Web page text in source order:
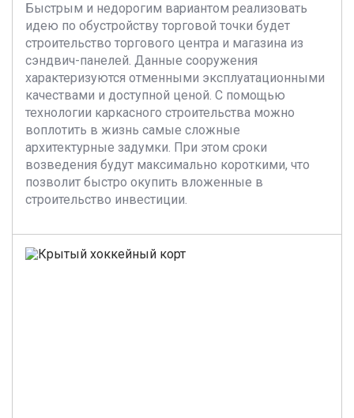
Быстрым и недорогим вариантом реализовать
идею по обустройству торговой точки будет
строительство торгового центра и магазина из
сэндвич-панелей. Данные сооружения
характеризуются отменными эксплуатационными
качествами и доступной ценой. С помощью
технологии каркасного строительства можно
воплотить в жизнь самые сложные
архитектурные задумки. При этом сроки
возведения будут максимально короткими, что
позволит быстро окупить вложенные в
строительство инвестиции.